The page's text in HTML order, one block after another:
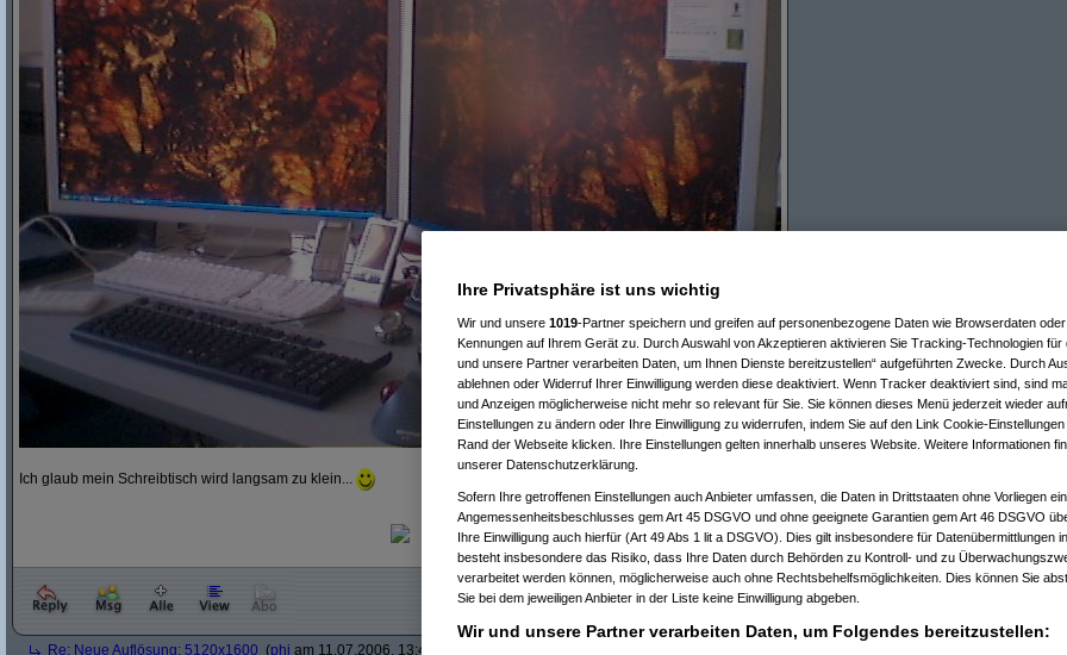
Ich glaub mein Schreibtisch wird langsam zu klein...
Re: Neue Auflösung: 5120x1600 (phj am 11.07.2006, 13:40:39)
Ihre Privatsphäre ist uns wichtig
Wir und unsere 1019-Partner speichern und greifen auf personenbezogene Daten wie Browserdaten
Kennungen auf Ihrem Gerät zu. Durch Auswahl von Akzeptieren aktivieren Sie Tracking-Technologien für
und unsere Partner verarbeiten Daten, um Ihnen Dienste bereitzustellen“ aufgeführten Zwecke. Durch
ablehnen oder Widerruf Ihrer Einwilligung werden diese deaktiviert. Wenn Tracker deaktiviert sind, sind
und Anzeigen möglicherweise nicht mehr so relevant für Sie. Sie können dieses Menü jederzeit wieder
Einstellungen zu ändern oder Ihre Einwilligung zu widerrufen, indem Sie auf den Link Cookie-
Rand der Webseite klicken. Ihre Einstellungen gelten innerhalb unseres Website. Weitere Informationen
unserer Datenschutzerklärung.
Sofern Ihre getroffenen Einstellungen auch Anbieter umfassen, die Daten in Drittstaaten ohne Vorliegen
Angemessenheitsbeschlusses gem Art 45 DSGVO und ohne geeignete Garantien gem Art 46 DSGVO
Ihre Einwilligung auch hierfür (Art 49 Abs 1 lit a DSGVO). Dies gilt insbesondere für Datenübermittlungen
besteht insbesondere das Risiko, dass Ihre Daten durch Behörden zu Kontroll- und zu
verarbeitet werden können, möglicherweise auch ohne Rechtsbehelfsmöglichkeiten. Dies können Sie
Sie bei dem jeweiligen Anbieter in der Liste keine Einwilligung abgeben.
Wir und unsere Partner verarbeiten Daten, um Folgendes bereitzustellen: